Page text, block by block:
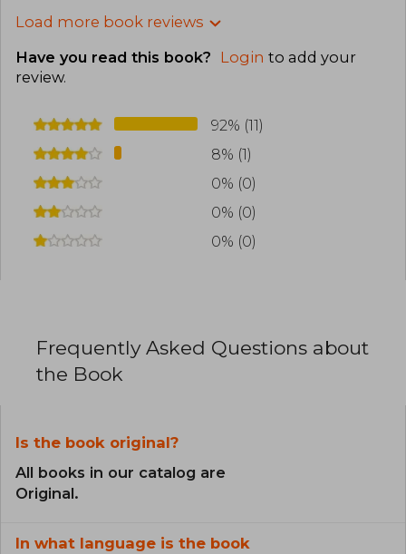
Load more book reviews
Have you read this book? Login to add your
review.
92% (11)
8% (1)
0% (0)
0% (0)
0% (0)
Frequently Asked Questions about
the Book
Is the book original?
All books in our catalog are
Original.
In what language is the book